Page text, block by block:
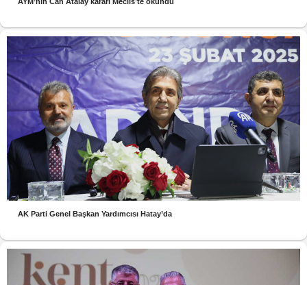
AK Parti Genel Başkan Yardımcısı Hatay’da